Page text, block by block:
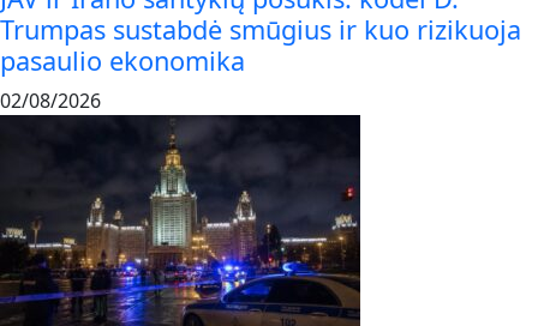
Trumpas sustabdė smūgius ir kuo rizikuoja
pasaulio ekonomika
02/08/2026